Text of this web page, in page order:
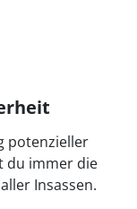
potenzieller
du immer die
Insassen.